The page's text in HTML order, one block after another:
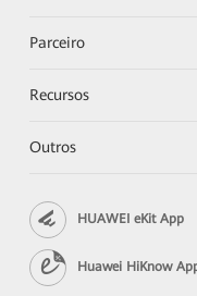
Parceiro
Recursos
Outros
HUAWEI eKit App
Huawei HiKnow